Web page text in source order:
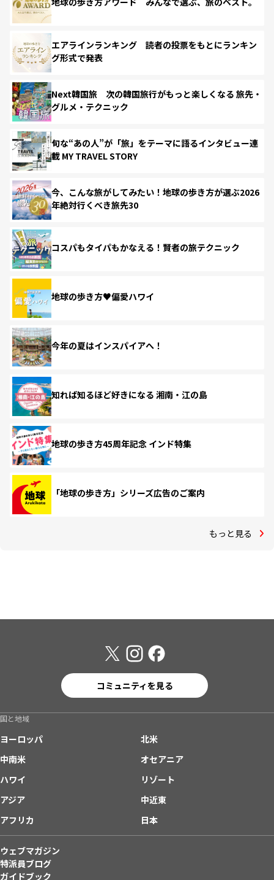
エアラインランキング 読者の投票をもとにランキン
グ形式で発表
Next韓国旅 次の韓国旅行がもっと楽しくなる 旅先・
グルメ・テクニック
旬な“あの人”が「旅」をテーマに語るインタビュー連
載 MY TRAVEL STORY
今、こんな旅がしてみたい！地球の歩き方が選ぶ2026
年絶対行くべき旅先30
コスパもタイパもかなえる！賢者の旅テクニック
地球の歩き方♥偏愛ハワイ
今年の夏はインスパイアへ！
知れば知るほど好きになる 湘南・江の島
地球の歩き方45周年記念 インド特集
「地球の歩き方」シリーズ広告のご案内
もっと見る
コミュニティを見る
国と地域
ヨーロッパ
北米
中南米
オセアニア
ハワイ
リゾート
アジア
中近東
アフリカ
日本
ウェブマガジン
特派員ブログ
ガイドブック